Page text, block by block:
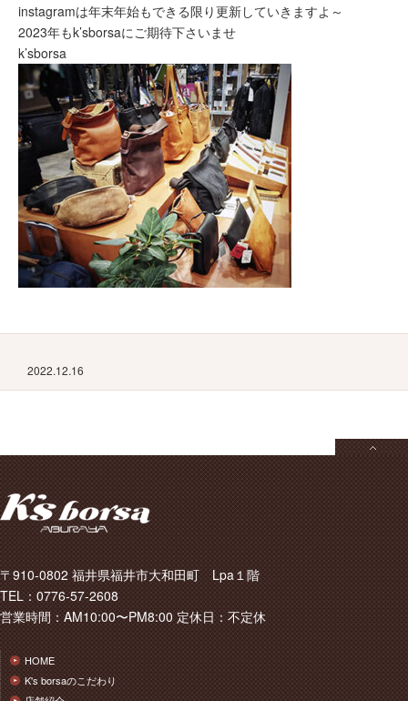
instagramは年末年始もできる限り更新していきますよ～
2023年もk’sborsaにご期待下さいませ
k’sborsa
2022.12.16
〒910-0802 福井県福井市大和田町 Lpa１階
TEL：0776-57-2608
営業時間：AM10:00〜PM8:00 定休日：不定休
HOME
K's borsaのこだわり